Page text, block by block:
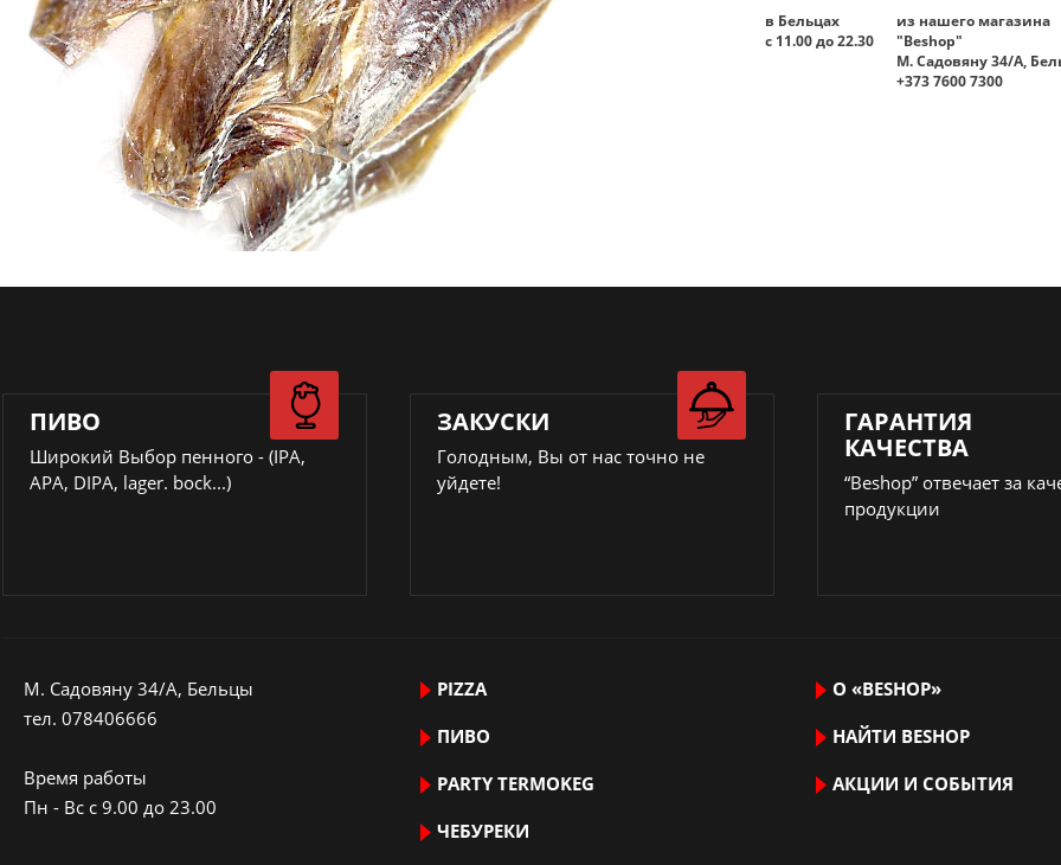
в Бельцах
с 11.00 до 22.30
из нашего магазина
"Beshop"
M. Садовяну 34/A,
+373 7600 7300
ПИВО
Широкий Выбор пенного - (IPA,
APA, DIPA, lager. bock...)
ЗАКУСКИ
Голодным, Вы от нас точно не
уйдете!
ГАРАНТИЯ
КАЧЕСТВА
“Beshop” отвечает за
продукции
M. Садовяну 34/A, Бельцы
тeл. 078406666
Время работы
Пн - Вс с 9.00 до 23.00
PIZZA
ПИВО
PARTY TERMOKEG
ЧЕБУРЕКИ
О «BESHOP»
НАЙТИ ВЕSHOP
АКЦИИ И СОБЫТИЯ